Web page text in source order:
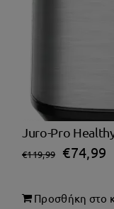
Juro-Pro
€119,99
Original
was:
€74,99
Προσθήκη στο